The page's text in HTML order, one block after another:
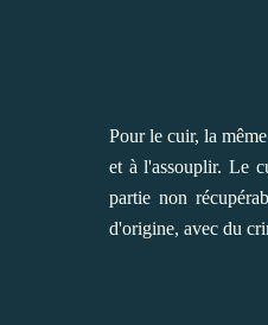
Pour le cuir, la
et à l'assouplir. Le
partie non
d'origine, avec du